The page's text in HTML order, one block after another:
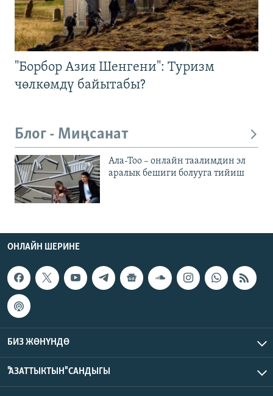
"Борбор Азия Шенгени": Туризм
чөлкөмдү байытабы?
Блог - Миңсанат
Ала-Тоо – онлайн таалимдин эл
аралык бешиги болууга тийиш
ОНЛАЙН ШЕРИНЕ
БИЗ ЖӨНҮНДӨ
"АЗАТТЫКТЫН" САНДЫГЫ